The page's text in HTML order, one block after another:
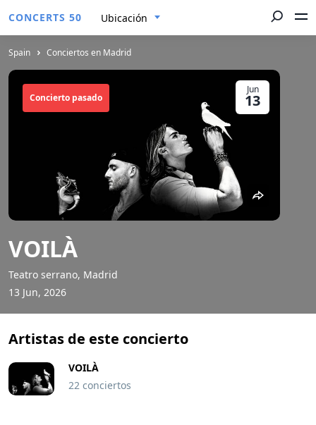
CONCERTS 50 Ubicación
Spain Conciertos en Madrid
VOILÀ
13 Jun, 2026
Teatro serrano, Madrid
Jun
13
Concierto pasado
Artistas de este concierto
VOILÀ
22 conciertos